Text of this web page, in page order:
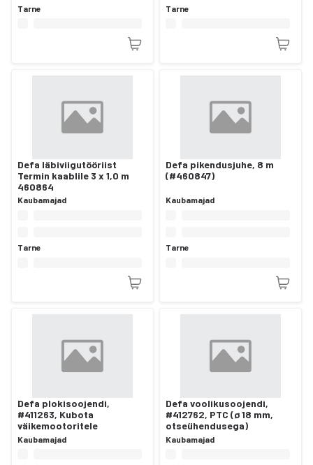
Tarne Tarne
Defa läbiviigutööriist
Termin kaablile 3 x 1,0 m
460864
Kaubamajad
Tarne
Defa pikendusjuhe, 8 m
(#460847)
Kaubamajad
Tarne
Defa plokisoojendi,
#411263, Kubota
väikemootoritele
Kaubamajad
Defa voolikusoojendi,
#412762, PTC (ø 18 mm,
otseühendusega)
Kaubamajad